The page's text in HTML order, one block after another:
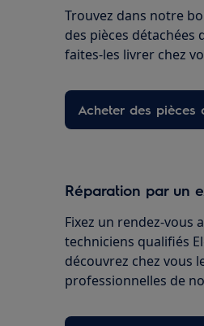
Trouvez dans notre
des pièces détachées
faites-les livrer chez
Acheter des pièces
Réparation par un
Fixez un rendez-vous
techniciens qualifiés
découvrez chez vous
professionnelles de